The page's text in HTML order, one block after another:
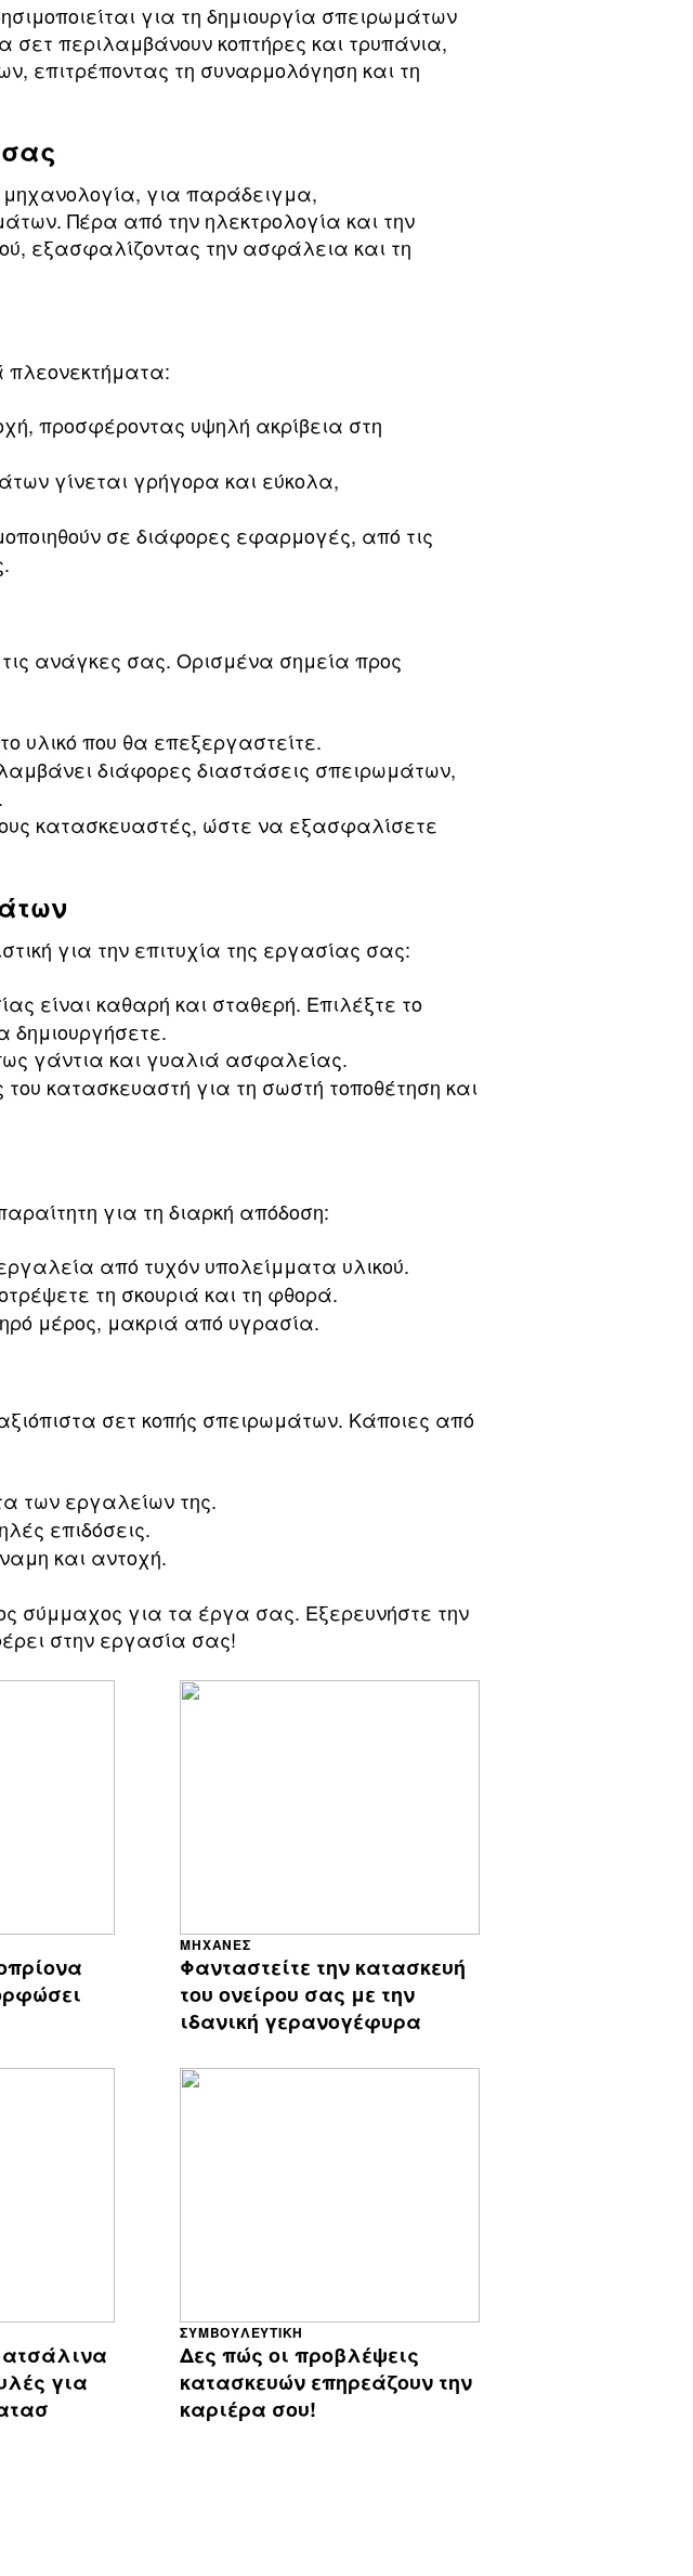
για τη δημιουργία σπειρωμάτων
περιλαμβάνουν κοπτήρες και τρυπάνια,
επιτρέποντας τη συναρμολόγηση και τη
μηχανολογία, για παράδειγμα,
Πέρα από την ηλεκτρολογία και την
εξασφαλίζοντας την ασφάλεια και τη
πλεονεκτήματα:
προσφέροντας υψηλή ακρίβεια στη
γίνεται γρήγορα και εύκολα,
σε διάφορες εφαρμογές, από τις
ανάγκες σας. Ορισμένα σημεία προς
υλικό που θα επεξεργαστείτε.
διάφορες διαστάσεις σπειρωμάτων,
κατασκευαστές, ώστε να εξασφαλίσετε
για την επιτυχία της εργασίας σας:
είναι καθαρή και σταθερή. Επιλέξτε το
γάντια και γυαλιά ασφαλείας.
του κατασκευαστή για τη σωστή τοποθέτηση και
για τη διαρκή απόδοση:
από τυχόν υπολείμματα υλικού.
τη σκουριά και τη φθορά.
μέρος, μακριά από υγρασία.
σετ κοπής σπειρωμάτων. Κάποιες από
των εργαλείων της.
επιδόσεις.
και αντοχή.
σύμμαχος για τα έργα σας. Εξερευνήστε την
στην εργασία σας!
ατσάλινα
για
Φανταστείτε την κατασκευή
του ονείρου σας με την
ιδανική γερανογέφυρα
ΜΗΧΑΝΈΣ
Δες πώς οι προβλέψεις
κατασκευών επηρεάζουν την
καριέρα σου!
ΣΥΜΒΟΥΛΕΥΤΙΚΉ